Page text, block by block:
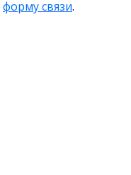
форму связи.